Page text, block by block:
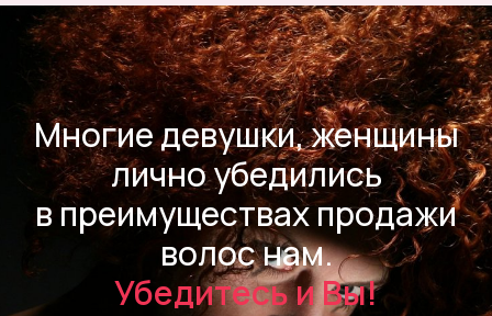
Многие девушки, женщины
лично убедились
в преимуществах продажи
волос нам.
Убедитесь и Вы!